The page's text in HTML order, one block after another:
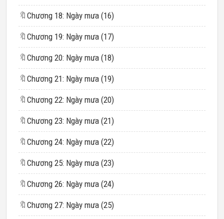
🔖 Chương 18: Ngày mưa (16)
🔖 Chương 19: Ngày mưa (17)
🔖 Chương 20: Ngày mưa (18)
🔖 Chương 21: Ngày mưa (19)
🔖 Chương 22: Ngày mưa (20)
🔖 Chương 23: Ngày mưa (21)
🔖 Chương 24: Ngày mưa (22)
🔖 Chương 25: Ngày mưa (23)
🔖 Chương 26: Ngày mưa (24)
🔖 Chương 27: Ngày mưa (25)